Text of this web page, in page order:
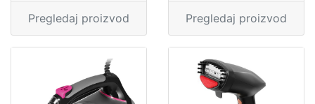
Pregledaj proizvod
Pregledaj proizvod